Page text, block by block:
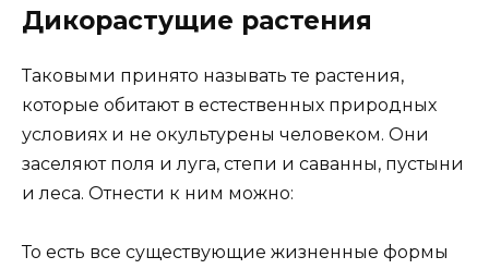
Дикорастущие растения
Таковыми принято называть те растения,
которые обитают в естественных природных
условиях и не окультурены человеком. Они
заселяют поля и луга, степи и саванны, пустыни
и леса. Отнести к ним можно:
То есть все существующие жизненные формы